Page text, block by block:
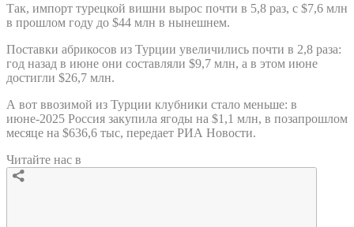
Так, импорт турецкой вишни вырос почти в 5,8 раз, с $7,6 млн
в прошлом году до $44 млн в нынешнем.
Поставки абрикосов из Турции увеличились почти в 2,8 раза:
год назад в июне они составляли $9,7 млн, а в этом июне
достигли $26,7 млн.
А вот ввозимой из Турции клубники стало меньше: в
июне-2025 Россия закупила ягоды на $1,1 млн, в позапрошлом
месяце на $636,6 тыс, передает РИА Новости.
Читайте нас в